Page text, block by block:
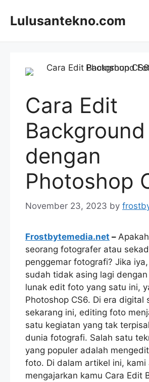
Lulusantekno.com
Cara Edit
dengan
Photoshop
November 23, 2023 by
Frostbytemedia.net –
seorang fotografer atau
penggemar fotografi? Jika
sudah tidak asing lagi
lunak edit foto yang satu ini,
Photoshop CS6. Di era digital
sekarang ini, editing foto
satu kegiatan yang tak
dunia fotografi. Salah satu
yang populer adalah
foto. Di dalam artikel ini, kami
mengajarkan kamu Cara Edit